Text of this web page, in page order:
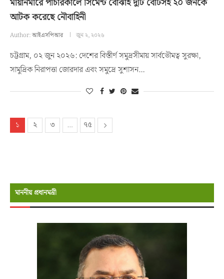
আটক করেছে নৌবাহিনী
Author:আইএসপিআর জুন ২, ২০২৬
চট্টগ্রাম, ০২ জুন ২০২৬: দেশের বিস্তীর্ণ সমুদ্রসীমায় সার্বভৌমত্ব সুরক্ষা,
সামুদ্রিক নিরাপত্তা জোরদার এবং সমুদ্রে সুশাসন…
১ ২ ৩ … ৭৫
মাননীয় প্রধানমন্রী